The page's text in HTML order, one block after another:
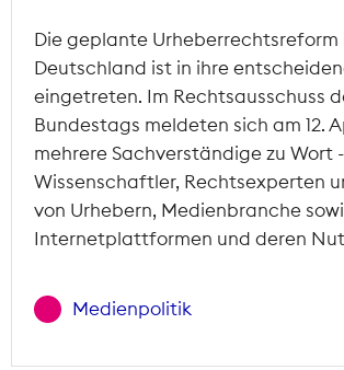
Die geplante Urheberrechtsreform
Deutschland ist in ihre
eingetreten. Im Rechtsausschuss
Bundestags meldeten sich am 12.
mehrere Sachverständige zu Wort
Wissenschaftler, Rechtsexperten
von Urhebern, Medienbranche
Internetplattformen und deren
Medienpolitik